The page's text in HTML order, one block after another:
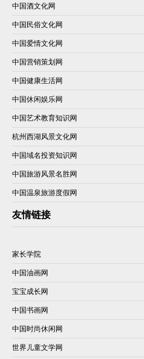
中国酒文化网
中国民俗文化网
中国爱情文化网
中国营销策划网
中国健康生活网
中国休闲娱乐网
中国艺术教育知识网
杭州西湖风景文化网
中国域名投资知识网
中国旅游风景名胜网
中国温泉旅游度假网
友情链接
家长学院
中国油画网
宝宝成长网
中国书画网
中国时尚休闲网
世界儿童文学网